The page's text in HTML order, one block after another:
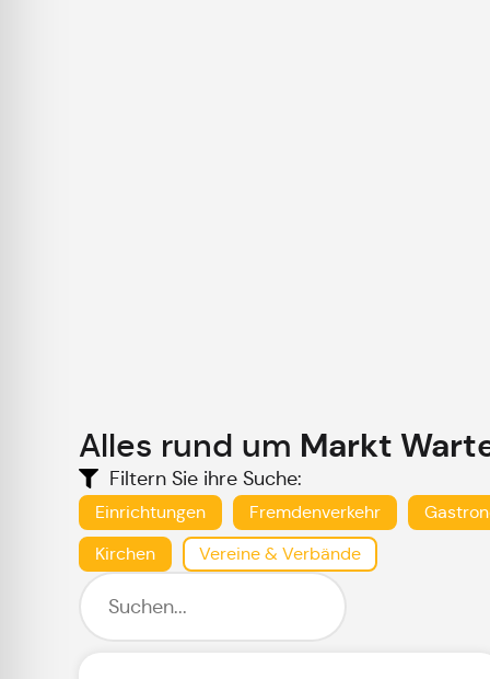
Alles rund um Markt
Filtern Sie ihre Suche:
Einrichtungen Fremdenverkehr
Kirchen
Vereine & Verbände